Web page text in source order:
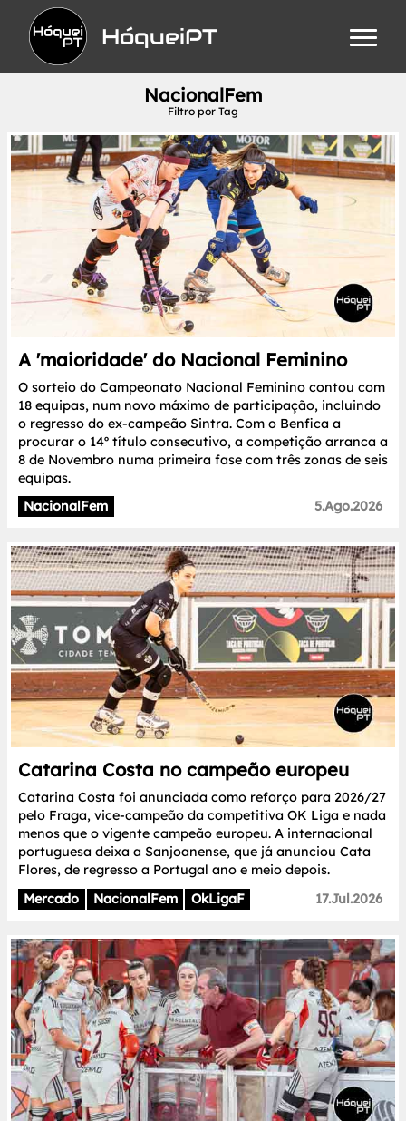
HóqueiPT
NacionalFem
Filtro por Tag
A 'maioridade' do Nacional Feminino
O sorteio do Campeonato Nacional Feminino contou com
18 equipas, num novo máximo de participação, incluindo
o regresso do ex-campeão Sintra. Com o Benfica a
procurar o 14º título consecutivo, a competição arranca a
8 de Novembro numa primeira fase com três zonas de seis
equipas.
NacionalFem
5.Ago.2026
Catarina Costa no campeão europeu
Catarina Costa foi anunciada como reforço para 2026/27
pelo Fraga, vice-campeão da competitiva OK Liga e nada
menos que o vigente campeão europeu. A internacional
portuguesa deixa a Sanjoanense, que já anunciou Cata
Flores, de regresso a Portugal ano e meio depois.
Mercado
NacionalFem OkLigaF 17.Jul.2026